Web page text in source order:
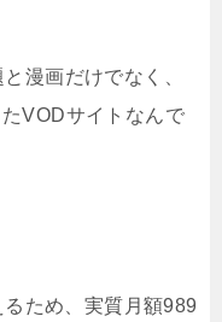
漫画だけでなく、
VODサイトなんで
ため、実質月額989